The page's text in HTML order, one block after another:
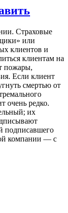
Страховые
или
клиентов и
клиентам на
пожары,
Если клиент
смертью от
очень редко.
их
подписавшего
компании — с